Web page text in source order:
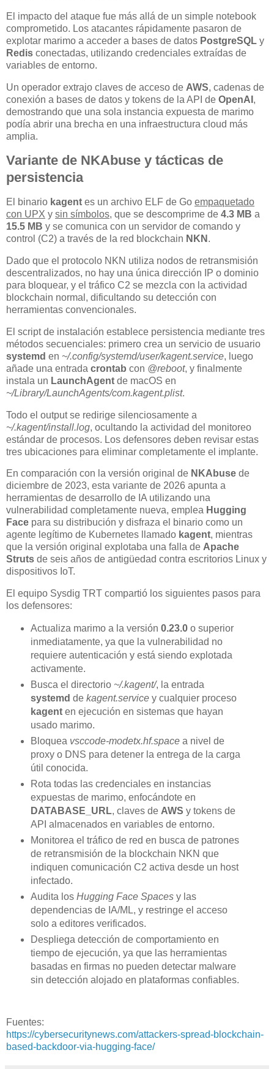
El impacto del ataque fue más allá de un simple notebook
comprometido. Los atacantes rápidamente pasaron de
explotar marimo a acceder a bases de datos PostgreSQL y
Redis conectadas, utilizando credenciales extraídas de
variables de entorno.
Un operador extrajo claves de acceso de AWS, cadenas de
conexión a bases de datos y tokens de la API de OpenAI ,
demostrando que una sola instancia expuesta de marimo
podía abrir una brecha en una infraestructura cloud más
amplia.
Variante de NKAbuse y tácticas de
persistencia
El binario kagent es un archivo ELF de Go empaquetado
con UPX y sin símbolos, que se descomprime de 4.3 MB a
15.5 MB y se comunica con un servidor de comando y
control (C2) a través de la red blockchain NKN .
Dado que el protocolo NKN utiliza nodos de retransmisión
descentralizados, no hay una única dirección IP o dominio
para bloquear, y el tráfico C2 se mezcla con la actividad
blockchain normal, dificultando su detección con
herramientas convencionales.
El script de instalación establece persistencia mediante tres
métodos secuenciales: primero crea un servicio de usuario
systemd en ~/.config/systemd/user/kagent.service, luego
añade una entrada crontab con @reboot, y finalmente
instala un LaunchAgent de macOS en
~/Library/LaunchAgents/com.kagent.plist.
Todo el output se redirige silenciosamente a
~/.kagent/install.log, ocultando la actividad del monitoreo
estándar de procesos. Los defensores deben revisar estas
tres ubicaciones para eliminar completamente el implante.
En comparación con la versión original de NKAbuse de
diciembre de 2023, esta variante de 2026 apunta a
herramientas de desarrollo de IA utilizando una
vulnerabilidad completamente nueva, emplea Hugging
Face para su distribución y disfraza el binario como un
agente legítimo de Kubernetes llamado kagent, mientras
que la versión original explotaba una falla de Apache
Struts de seis años de antigüedad contra escritorios Linux y
dispositivos IoT.
El equipo Sysdig TRT compartió los siguientes pasos para
los defensores:
Actualiza marimo a la versión 0.23.0o superior
inmediatamente, ya que la vulnerabilidad no
requiere autenticación y está siendo explotada
activamente.
Busca el directorio ~/.kagent/, la entrada
systemd de kagent.servicey cualquier proceso
kagenten ejecución en sistemas que hayan
usado marimo.
Bloquea vsccode-modetx.hf.spacea nivel de
proxy o DNS para detener la entrega de la carga
útil conocida.
Rota todas las credenciales en instancias
expuestas de marimo, enfocándote en
DATABASE_URL, claves de AWS y tokens de
API almacenados en variables de entorno.
Monitorea el tráfico de red en busca de patrones
de retransmisión de la blockchain NKN que
indiquen comunicación C2 activa desde un host
infectado.
Audita los Hugging Face Spacesy las
dependencias de IA/ML, y restringe el acceso
solo a editores verificados.
Despliega detección de comportamiento en
tiempo de ejecución, ya que las herramientas
basadas en firmas no pueden detectar malware
sin detección alojado en plataformas confiables.
Fuentes:
https://cybersecuritynews.com/attackers-spread-blockchain-
based-backdoor-via-hugging-face/